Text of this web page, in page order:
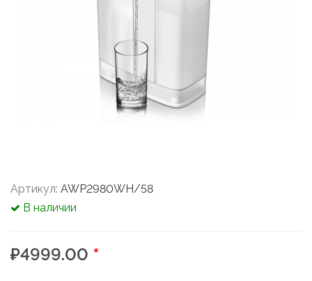
Артикул: AWP2980WH/58
В наличии
₽4999.00 *